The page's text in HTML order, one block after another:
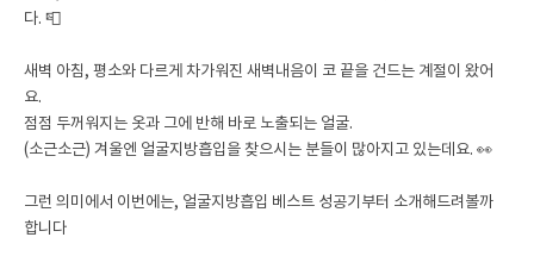
다. 📮
새벽 아침, 평소와 다르게 차가워진 새벽내음이 코 끝을 건드는 계절이 왔어
요.
점점 두꺼워지는 옷과 그에 반해 바로 노출되는 얼굴.
(소근소근) 겨울엔 얼굴지방흡입을 찾으시는 분들이 많아지고 있는데요. 👀
그런 의미에서 이번에는, 얼굴지방흡입 베스트 성공기부터 소개해드려볼까
합니다